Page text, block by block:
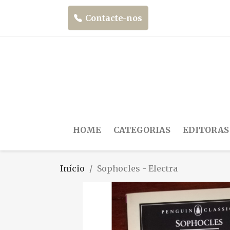
Contacte-nos
HOME CATEGORIAS EDITORAS
Início Sophocles - Electra